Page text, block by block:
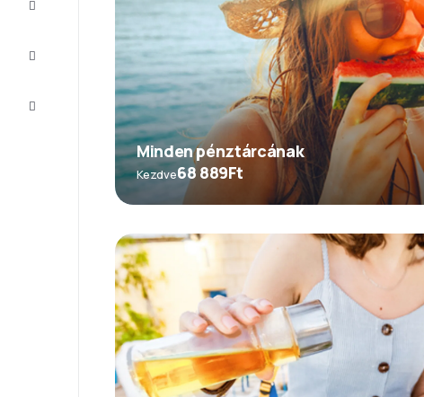
Ügyfélszolgálat
Minden pénztárcának
Kezdve68 889Ft